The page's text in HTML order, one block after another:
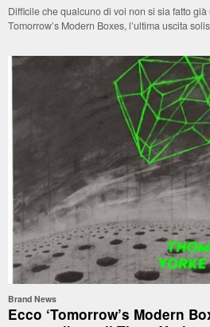
Difficile che qualcuno di voi non si sia fatto già
Tomorrow’s Modern Boxes, l’ultima uscita
Brand News
Ecco ‘Tomorrow’s Modern